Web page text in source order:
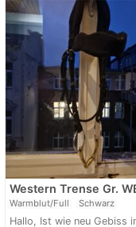
Western Trense Gr.
Warmblut/Full Schwarz
Hallo, Ist wie neu Gebiss